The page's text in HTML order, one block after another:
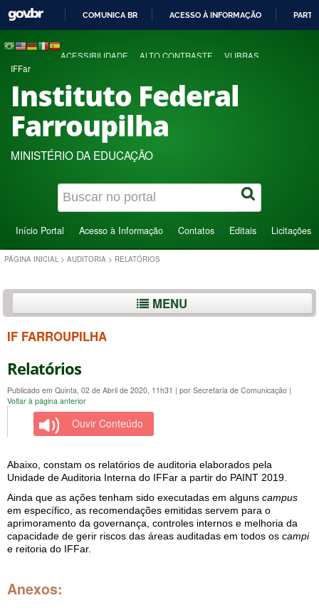
COMUNICA BR ACESSO À INFORMAÇÃO
ACESSIBILIDADE ALTO CONTRASTE VLIBRAS
IFFar
Instituto Federal
Farroupilha
MINISTÉRIO DA EDUCAÇÃO
Início Portal Acesso à Informação Contatos Editais Licitações
PÁGINA INICIAL > AUDITORIA > RELATÓRIOS
MENU
IF FARROUPILHA
Relatórios
Publicado em Quinta, 02 de Abril de 2020, 11h31 | por Secretaria de Comunicação |
Voltar à página anterior
Ouvir Conteúdo
Abaixo, constam os relatórios de auditoria elaborados pela
Unidade de Auditoria Interna do IFFar a partir do PAINT 2019.
Ainda que as ações tenham sido executadas em alguns campus
em específico, as recomendações emitidas servem para o
aprimoramento da governança, controles internos e melhoria da
capacidade de gerir riscos das áreas auditadas em todos os campi
e reitoria do IFFar.
Anexos: